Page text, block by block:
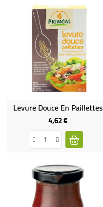
Levure Douce En Paillettes
4,62 €Prix